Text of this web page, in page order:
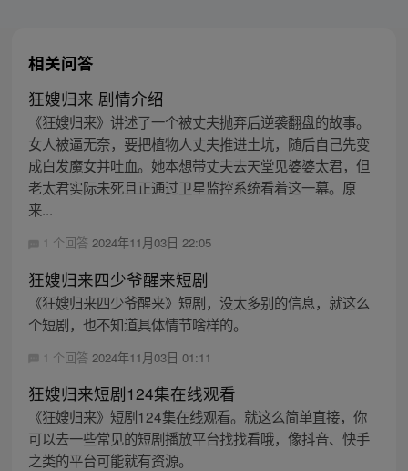
相关问答
狂嫂归来 剧情介绍
《狂嫂归来》讲述了一个被丈夫抛弃后逆袭翻盘的故事。
女人被逼无奈，要把植物人丈夫推进土坑，随后自己先变
成白发魔女并吐血。她本想带丈夫去天堂见婆婆太君，但
老太君实际未死且正通过卫星监控系统看着这一幕。原
来...
1 个回答 2024年11月03日 22:05
狂嫂归来四少爷醒来短剧
《狂嫂归来四少爷醒来》短剧，没太多别的信息，就这么
个短剧，也不知道具体情节啥样的。
1 个回答 2024年11月03日 01:11
狂嫂归来短剧124集在线观看
《狂嫂归来》短剧124集在线观看。就这么简单直接，你
可以去一些常见的短剧播放平台找找看哦，像抖音、快手
之类的平台可能就有资源。